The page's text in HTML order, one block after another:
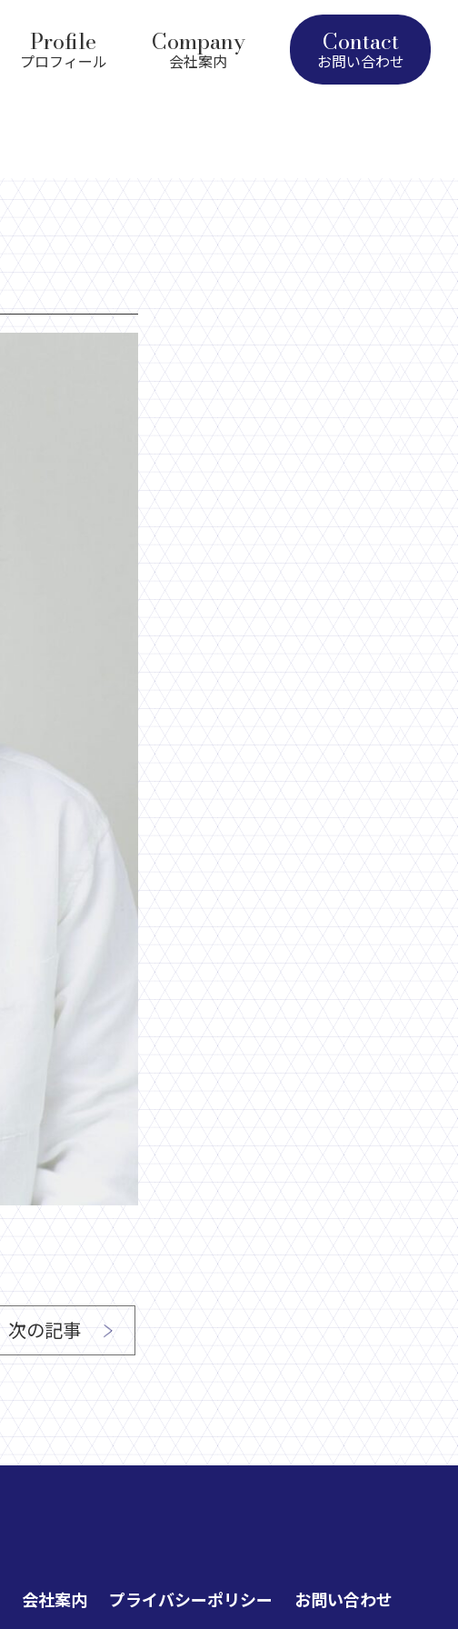
Profile
プロフィール
Company
会社案内
Contact
お問い合わせ
次の記事
会社案内 プライバシーポリシー お問い合わせ